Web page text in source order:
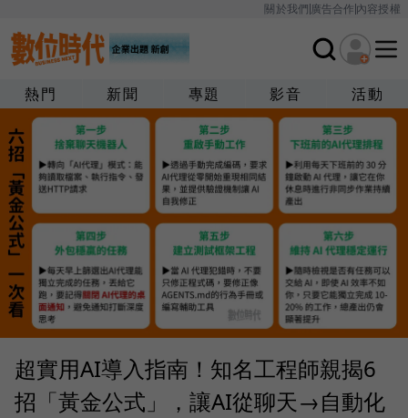
關於我們廣告合作內容授權
熱門 新聞 專題 影音 活動
超實用AI導入指南！知名工程師親揭6
招「黃金公式」，讓AI從聊天→自動化